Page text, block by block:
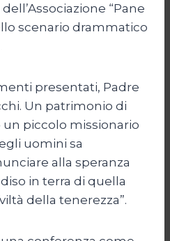
“Pane
scenario drammatico
presentati, Padre
Un patrimonio di
piccolo missionario
uomini sa
alla speranza
in terra di quella
della tenerezza”.